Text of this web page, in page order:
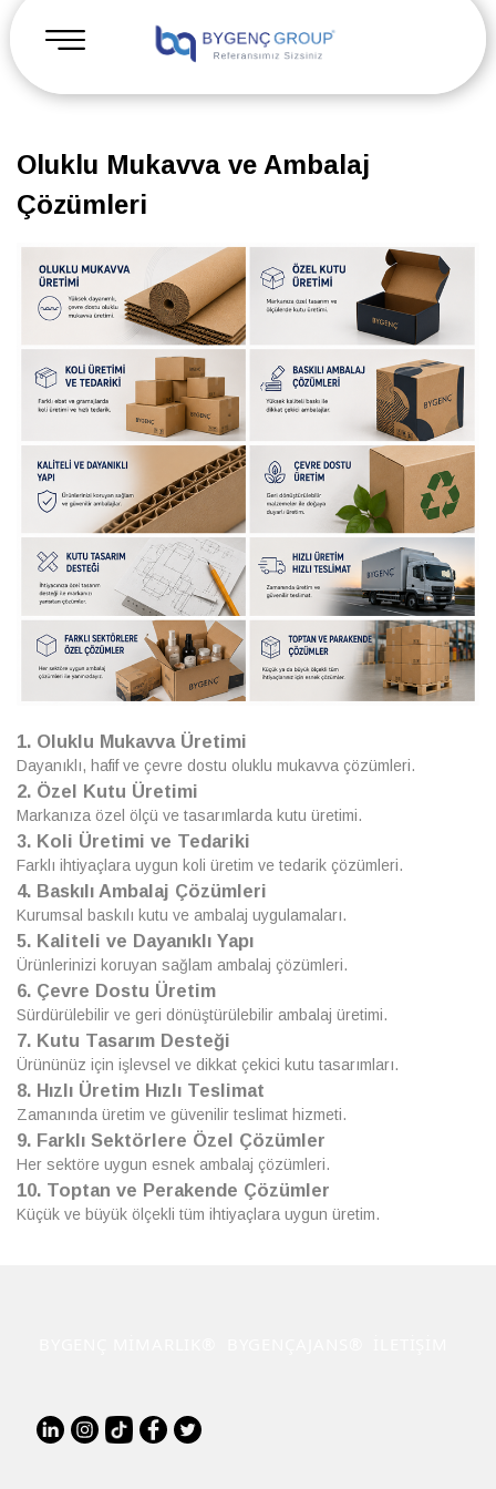
Oluklu Mukavva ve Ambalaj
Çözümleri
1. Oluklu Mukavva Üretimi
Dayanıklı, hafif ve çevre dostu oluklu mukavva çözümleri.
2. Özel Kutu Üretimi
Markanıza özel ölçü ve tasarımlarda kutu üretimi.
3. Koli Üretimi ve Tedariki
Farklı ihtiyaçlara uygun koli üretim ve tedarik çözümleri.
4. Baskılı Ambalaj Çözümleri
Kurumsal baskılı kutu ve ambalaj uygulamaları.
5. Kaliteli ve Dayanıklı Yapı
Ürünlerinizi koruyan sağlam ambalaj çözümleri.
6. Çevre Dostu Üretim
Sürdürülebilir ve geri dönüştürülebilir ambalaj üretimi.
7. Kutu Tasarım Desteği
Ürününüz için işlevsel ve dikkat çekici kutu tasarımları.
8. Hızlı Üretim Hızlı Teslimat
Zamanında üretim ve güvenilir teslimat hizmeti.
9. Farklı Sektörlere Özel Çözümler
Her sektöre uygun esnek ambalaj çözümleri.
10. Toptan ve Perakende Çözümler
Küçük ve büyük ölçekli tüm ihtiyaçlara uygun üretim.